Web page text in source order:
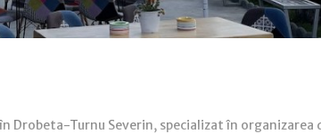
Drobeta-Turnu Severin, specializat în organizarea